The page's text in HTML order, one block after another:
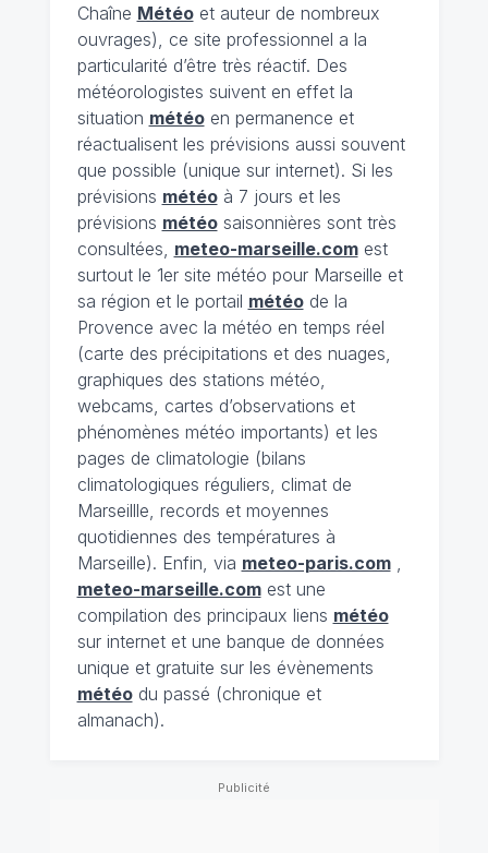
Chaîne Météoet auteur de nombreux
ouvrages), ce site professionnel a la
particularité d’être très réactif. Des
météorologistes suivent en effet la
situation météoen permanence et
réactualisent les prévisions aussi souvent
que possible (unique sur internet). Si les
prévisions météoà 7 jours et les
prévisions météosaisonnières sont très
consultées, meteo-marseille.comest
surtout le 1er site météo pour Marseille et
sa région et le portail météode la
Provence avec la météo en temps réel
(carte des précipitations et des nuages,
graphiques des stations météo,
webcams, cartes d’observations et
phénomènes météo importants) et les
pages de climatologie (bilans
climatologiques réguliers, climat de
Marseillle, records et moyennes
quotidiennes des températures à
Marseille). Enfin, via meteo-paris.com,
meteo-marseille.comest une
compilation des principaux liens météo
sur internet et une banque de données
unique et gratuite sur les évènements
météodu passé (chronique et
almanach).